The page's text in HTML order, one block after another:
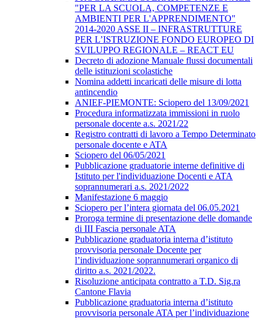
"PER LA SCUOLA, COMPETENZE E
AMBIENTI PER L'APPRENDIMENTO"
2014-2020 ASSE II – INFRASTRUTTURE
PER L’ISTRUZIONE FONDO EUROPEO DI
SVILUPPO REGIONALE – REACT EU
Decreto di adozione Manuale flussi documentali
delle istituzioni scolastiche
Nomina addetti incaricati delle misure di lotta
antincendio
ANIEF-PIEMONTE: Sciopero del 13/09/2021
Procedura informatizzata immissioni in ruolo
personale docente a.s. 2021/22
Registro contratti di lavoro a Tempo Determinato
personale docente e ATA
Sciopero del 06/05/2021
Pubblicazione graduatorie interne definitive di
Istituto per l'individuazione Docenti e ATA
soprannumerari a.s. 2021/2022
Manifestazione 6 maggio
Sciopero per l’intera giornata del 06.05.2021
Proroga termine di presentazione delle domande
di III Fascia personale ATA
Pubblicazione graduatoria interna d’istituto
provvisoria personale Docente per
l’individuazione soprannumerari organico di
diritto a.s. 2021/2022.
Risoluzione anticipata contratto a T.D. Sig.ra
Cantone Flavia
Pubblicazione graduatoria interna d’istituto
provvisoria personale ATA per l’individuazione